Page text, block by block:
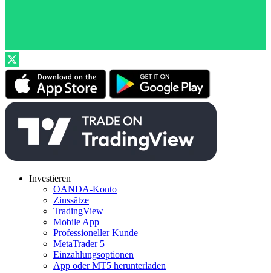
Investieren
OANDA-Konto
Zinssätze
TradingView
Mobile App
Professioneller Kunde
MetaTrader 5
Einzahlungsoptionen
App oder MT5 herunterladen